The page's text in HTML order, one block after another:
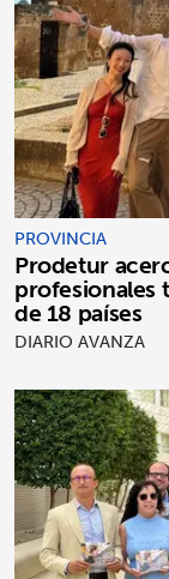
PROVINCIA
Prodetur
profesionales
de 18 países
DIARIO AVANZA